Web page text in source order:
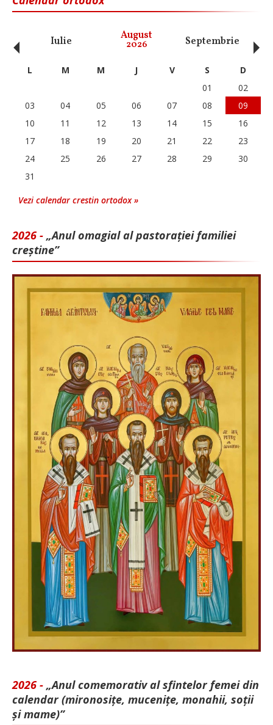
Iulie August
2026 Septembrie
‹ L M M J V S
D
01
02
03
04 05 06 07 08
09
10
11 12 13 14 15
16
17
18 19 20 21 22
23
24
25 26 27 28 29
30
31
Vezi calendar crestin ortodox »
2026 - „Anul omagial al pastorației familiei
creștine”
2026 - „Anul comemorativ al sfintelor femei din
calendar (mironosițe, mu­cenițe, monahii, soții
și mame)”